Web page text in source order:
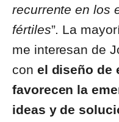
recurrente en los
fértiles”. La
me interesan de
con el diseño de
favorecen la
ideas y de